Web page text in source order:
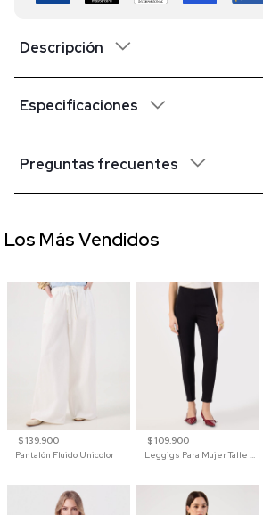
Descripción
Especificaciones
Preguntas frecuentes
$ 139.900
Pantalón Fluido Unicolor
$ 109.900
Leggigs Para Mujer Talle Alto Liso
Los Más Vendidos